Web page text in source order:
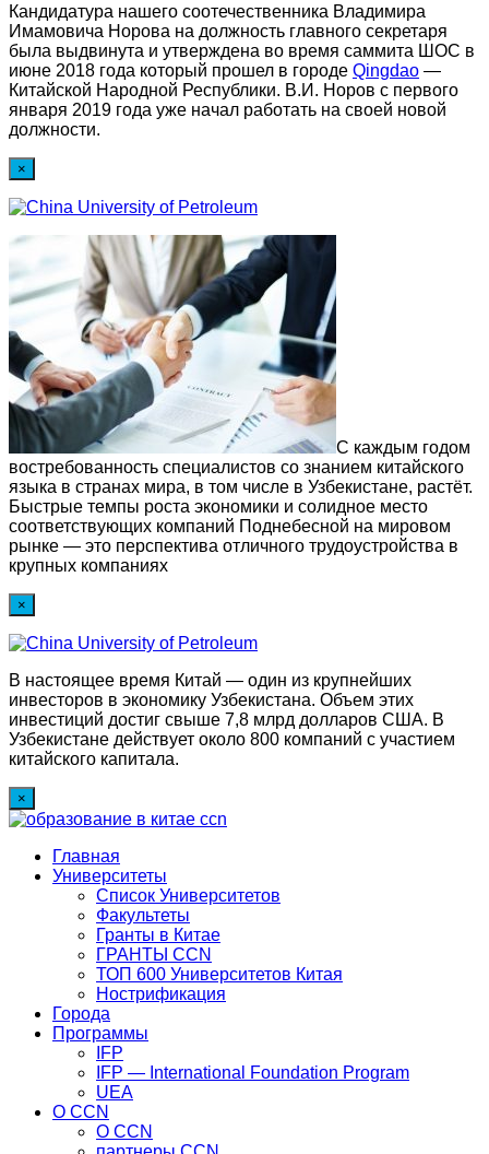
Кандидатура нашего соотечественника Владимира
Имамовича Норова на должность главного секретаря
была выдвинута и утверждена во время саммита ШОС в
июне 2018 года который прошел в городе Qingdao —
Китайской Народной Республики. В.И. Норов с первого
января 2019 года уже начал работать на своей новой
должности.
×
С каждым годом
востребованность специалистов со знанием китайского
языка в странах мира, в том числе в Узбекистане, растёт.
Быстрые темпы роста экономики и солидное место
соответствующих компаний Поднебесной на мировом
рынке — это перспектива отличного трудоустройства в
крупных компаниях
×
В настоящее время Китай — один из крупнейших
инвесторов в экономику Узбекистана. Объем этих
инвестиций достиг свыше 7,8 млрд долларов США. В
Узбекистане действует около 800 компаний с участием
китайского капитала.
×
Главная
Университеты
Список Университетов
Факультеты
Гранты в Китае
ГРАНТЫ ССN
ТОП 600 Университетов Китая
Нострификация
Города
Программы
IFP
IFP — International Foundation Program
UEA
О CCN
О CCN